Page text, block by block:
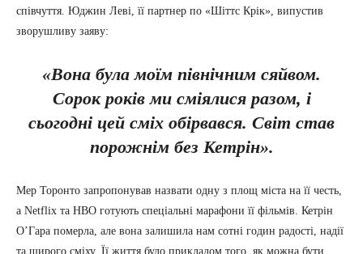
співчуття. Юджин Леві, її партнер по «Шіттс Крік», випустив
зворушливу заяву:
«Вона була моїм північним сяйвом.
Сорок років ми сміялися разом, і
сьогодні цей сміх обірвався. Світ став
порожнім без Кетрін».
Мер Торонто запропонував назвати одну з площ міста на її честь,
а Netflix та HBO готують спеціальні марафони її фільмів. Кетрін
О’Гара померла, але вона залишила нам сотні годин радості, надії
та щирого сміху. Її життя було прикладом того, як можна бути